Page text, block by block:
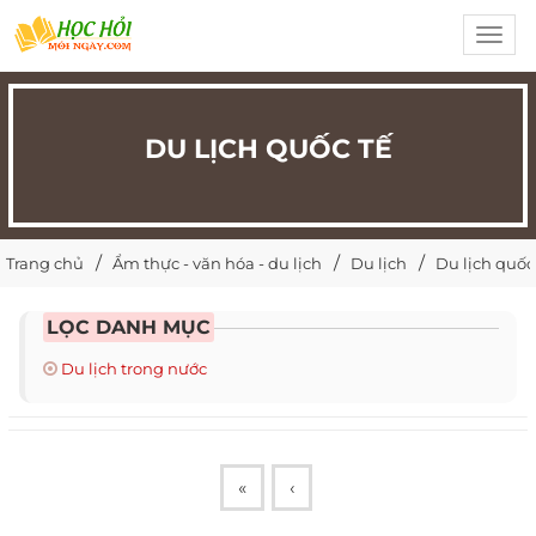
DU LỊCH QUỐC TẾ
Trang chủ Ẩm thực - văn hóa - du lịch Du lịch Du lịch
LỌC DANH MỤC
Du lịch trong nước
« ‹